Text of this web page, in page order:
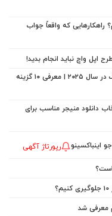
راهکارهایی که واقعاً جواب
مناسب‌ترین کارت گرافیک برای بازی و گیمینگ در سال ۲۰۲۵ | معرفی ۱۰ گزینه
دانلود منیجر مناسب برای
اینباکسینو رپورتاژ آگهی